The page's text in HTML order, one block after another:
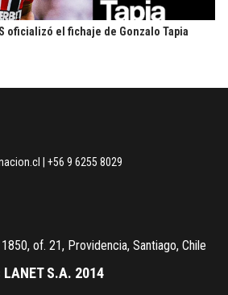
oficializó el fichaje de Gonzalo Tapia
| +56 9 6255 8029
of. 21, Providencia, Santiago, Chile
S.A. 2014